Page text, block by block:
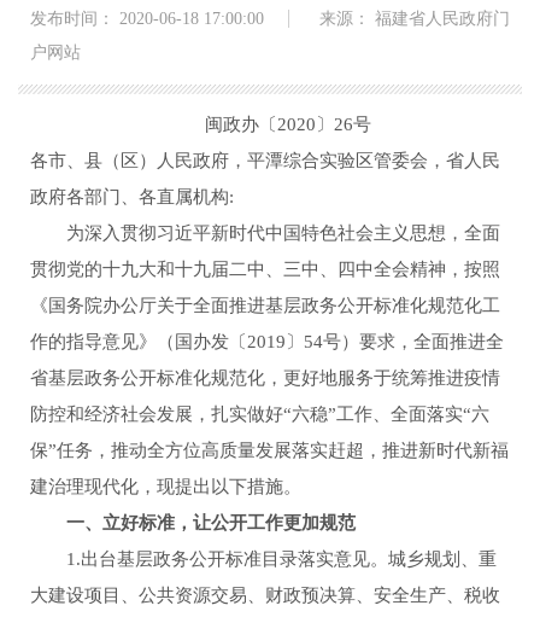
发布时间： 2020-06-18 17:00:00
来源： 福建省人民政府门
户网站
闽政办〔2020〕26号
各市、县（区）人民政府，平潭综合实验区管委会，省人民
政府各部门、各直属机构:
为深入贯彻习近平新时代中国特色社会主义思想，全面
贯彻党的十九大和十九届二中、三中、四中全会精神，按照
《国务院办公厅关于全面推进基层政务公开标准化规范化工
作的指导意见》（国办发〔2019〕54号）要求，全面推进全
省基层政务公开标准化规范化，更好地服务于统筹推进疫情
防控和经济社会发展，扎实做好“六稳”工作、全面落实“六
保”任务，推动全方位高质量发展落实赶超，推进新时代新福
建治理现代化，现提出以下措施。
一、立好标准，让公开工作更加规范
1.出台基层政务公开标准目录落实意见。城乡规划、重
大建设项目、公共资源交易、财政预决算、安全生产、税收